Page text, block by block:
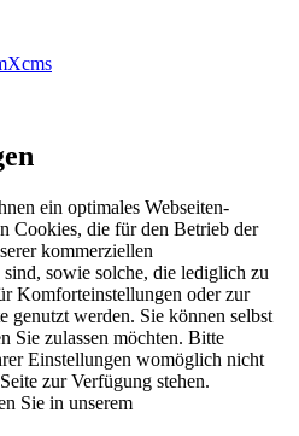
ein optimales Webseiten-
Cookies, die für den Betrieb der
kommerziellen
sowie solche, die lediglich zu
Komforteinstellungen oder zur
genutzt werden. Sie können selbst
Sie zulassen möchten. Bitte
Einstellungen womöglich nicht
zur Verfügung stehen.
Sie in unserem